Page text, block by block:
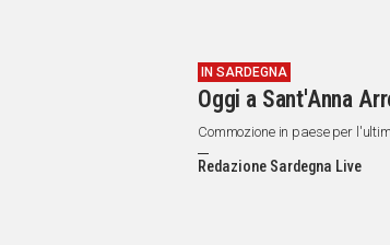
IN SARDEGNA
Oggi a Sant'Anna
Commozione in paese per
Redazione Sardegna Live